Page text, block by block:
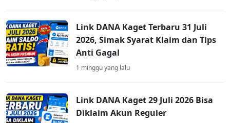
Link DANA Kaget Terbaru 31 Juli
2026, Simak Syarat Klaim dan Tips
Anti Gagal
1 minggu yang lalu
Link DANA Kaget 29 Juli 2026 Bisa
Diklaim Akun Reguler